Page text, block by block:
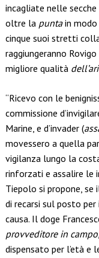
incagliate nelle
oltre la puntain modo
cinque suoi stretti
raggiungeranno
migliore qualità
“Ricevo con le
commissione
Marine, e d’invader (
movessero a quella
vigilanza lungo la
rinforzati e assalire le
Tiepolo si propone, se
di recarsi sul posto
causa. Il doge
provveditore in campo
dispensato per l’età e